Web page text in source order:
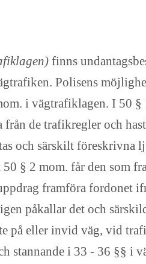
finns
Polisens
i vägtrafiklagen. I 50
de trafikregler och
och särskilt föreskrivna
§ 2 mom. får den som
framföra fordonet
påkallar det och
på eller invid väg, vid
stannande i 33 - 36 §§ i